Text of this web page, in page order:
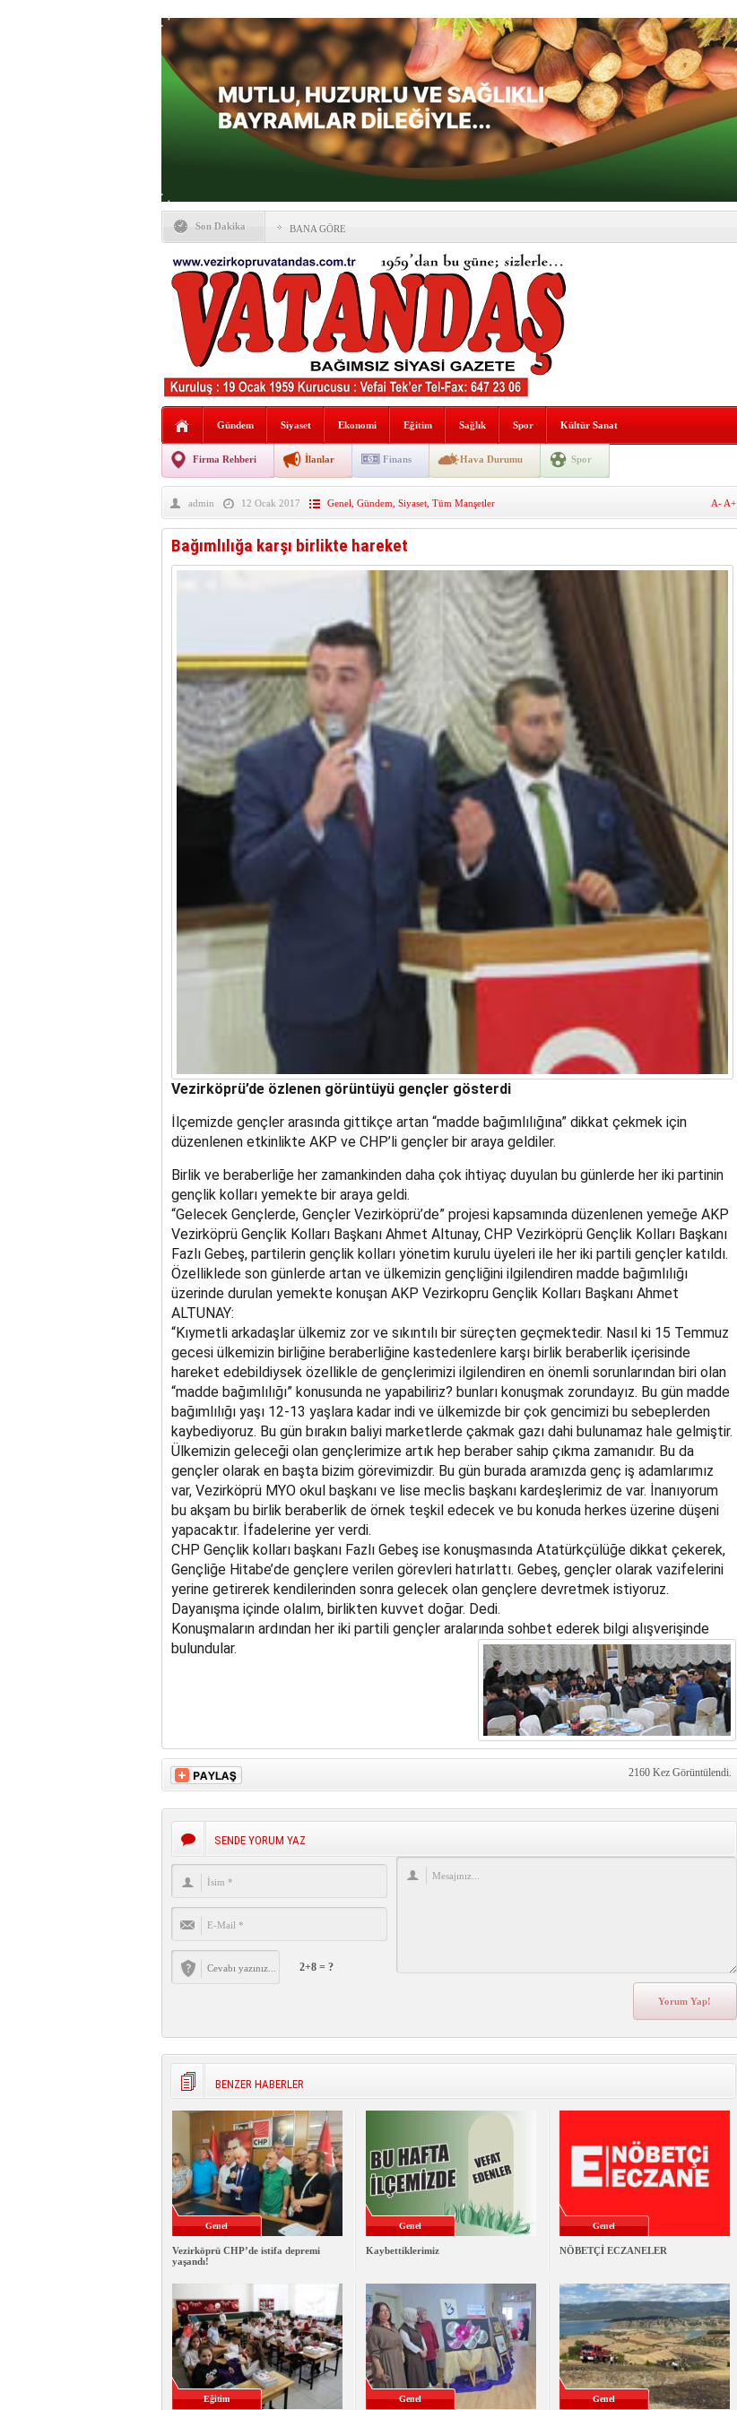
Son Dakika BANA GÖRE
Vezirköprü CHP’de istifa depremi yaşandı!
HAYATIN İÇİNDEN BESLENME
Kaybettiklerimiz
NÖBETÇİ ECZANELER
Okullarda yeni dönem: Yönetmelik kapsamlı şekilde
değişti
taşınıyor
Hafif ticari araç takla attı! 2’si Çocuk 5 Yaralı
“Yaz Seninle Güzel” doğa yürüyüşü
Gündem Siyaset Ekonomi Eğitim Sağlık Spor Kültür Sanat
Firma Rehberi İlanlar Finans Hava Durumu Spor
admin 12 Ocak 2017 Genel Gündem Siyaset, Tüm Manşetler A- A+
Bağımlılığa karşı birlikte hareket
Vezirköprü’de özlenen görüntüyü gençler gösterdi
İlçemizde gençler arasında gittikçe artan “madde bağımlılığına” dikkat çekmek için
düzenlenen etkinlikte AKP ve CHP’li gençler bir araya geldiler.
Birlik ve beraberliğe her zamankinden daha çok ihtiyaç duyulan bu günlerde her iki partinin
gençlik kolları yemekte bir araya geldi.
“Gelecek Gençlerde, Gençler Vezirköprü’de” projesi kapsamında düzenlenen yemeğe AKP
Vezirköprü Gençlik Kolları Başkanı Ahmet Altunay, CHP Vezirköprü Gençlik Kolları Başkanı
Fazlı Gebeş, partilerin gençlik kolları yönetim kurulu üyeleri ile her iki partili gençler katıldı.
Özelliklede son günlerde artan ve ülkemizin gençliğini ilgilendiren madde bağımlılığı
üzerinde durulan yemekte konuşan AKP Vezirkopru Gençlik Kolları Başkanı Ahmet
ALTUNAY:
“Kıymetli arkadaşlar ülkemiz zor ve sıkıntılı bir süreçten geçmektedir. Nasıl ki 15 Temmuz
gecesi ülkemizin birliğine beraberliğine kastedenlere karşı birlik beraberlik içerisinde
hareket edebildiysek özellikle de gençlerimizi ilgilendiren en önemli sorunlarından biri olan
“madde bağımlılığı” konusunda ne yapabiliriz? bunları konuşmak zorundayız. Bu gün madde
bağımlılığı yaşı 12-13 yaşlara kadar indi ve ülkemizde bir çok gencimizi bu sebeplerden
kaybediyoruz. Bu gün bırakın baliyi marketlerde çakmak gazı dahi bulunamaz hale gelmiştir.
Ülkemizin geleceği olan gençlerimize artık hep beraber sahip çıkma zamanıdır. Bu da
gençler olarak en başta bizim görevimizdir. Bu gün burada aramızda genç iş adamlarımız
var, Vezirköprü MYO okul başkanı ve lise meclis başkanı kardeşlerimiz de var. İnanıyorum
bu akşam bu birlik beraberlik de örnek teşkil edecek ve bu konuda herkes üzerine düşeni
yapacaktır. İfadelerine yer verdi.
CHP Gençlik kolları başkanı Fazlı Gebeş ise konuşmasında Atatürkçülüğe dikkat çekerek,
Gençliğe Hitabe’de gençlere verilen görevleri hatırlattı. Gebeş, gençler olarak vazifelerini
yerine getirerek kendilerinden sonra gelecek olan gençlere devretmek istiyoruz.
Dayanışma içinde olalım, birlikten kuvvet doğar. Dedi.
Konuşmaların ardından her iki partili gençler aralarında sohbet ederek bilgi alışverişinde
bulundular.
2160 Kez Görüntülendi.
SENDE YORUM YAZ
2+8 = ?
BENZER HABERLER
Genel
Vezirköprü CHP’de istifa depremi
yaşandı!
Genel
Kaybettiklerimiz
Genel
NÖBETÇİ ECZANELER
Eğitim Genel Genel